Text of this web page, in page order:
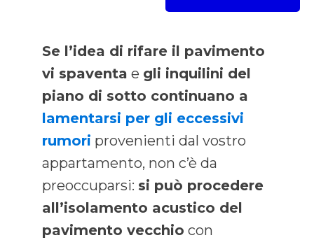
Se l’idea di rifare il pavimento
vi spaventa e gli inquilini del
piano di sotto continuano a
lamentarsi per gli eccessivi
rumori provenienti dal vostro
appartamento, non c’è da
preoccuparsi: si può procedere
all’isolamento acustico del
pavimento vecchio con